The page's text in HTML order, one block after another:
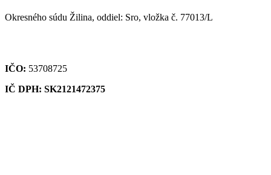
Okresného súdu Žilina, oddiel: Sro, vložka č. 77013/L
IČO: 53708725
IČ DPH: SK2121472375